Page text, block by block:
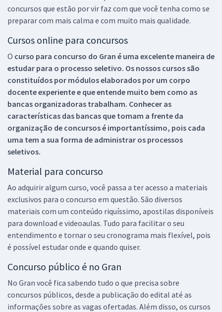
concursos que estão por vir faz com que você tenha como se
preparar com mais calma e com muito mais qualidade.
Cursos online para concursos
O curso para concurso do Gran é uma excelente maneira de
estudar para o processo seletivo. Os nossos cursos são
constituídos por módulos elaborados por um corpo
docente experiente e que entende muito bem como as
bancas organizadoras trabalham. Conhecer as
características das bancas que tomam a frente da
organização de concursos é importantíssimo, pois cada
uma tem a sua forma de administrar os processos
seletivos.
Material para concurso
Ao adquirir algum curso, você passa a ter acesso a materiais
exclusivos para o concurso em questão. São diversos
materiais com um conteúdo riquíssimo, apostilas disponíveis
para download e videoaulas. Tudo para facilitar o seu
entendimento e tornar o seu cronograma mais flexível, pois
é possível estudar onde e quando quiser.
Concurso público é no Gran
No Gran você fica sabendo tudo o que precisa sobre
concursos públicos, desde a publicação do edital até as
informações sobre as vagas ofertadas. Além disso, os cursos